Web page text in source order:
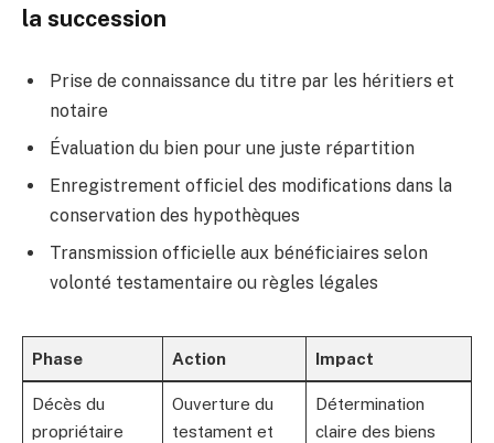
la succession
Prise de connaissance du titre par les héritiers et
notaire
Évaluation du bien pour une juste répartition
Enregistrement officiel des modifications dans la
conservation des hypothèques
Transmission officielle aux bénéficiaires selon
volonté testamentaire ou règles légales
Phase Action Impact
Décès du
propriétaire
Ouverture du
testament et
Détermination
claire des biens